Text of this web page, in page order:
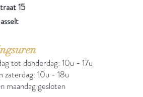
15
tot donderdag: 10u - 17u
zaterdag: 10u - 18u
maandag gesloten